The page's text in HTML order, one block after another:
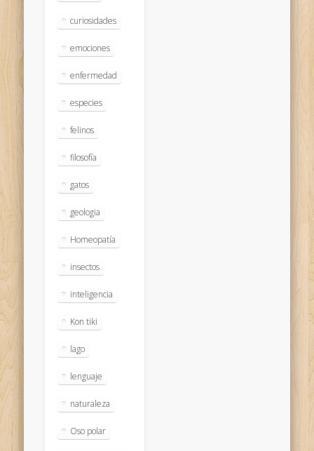
curiosidades
emociones
enfermedad
especies
felinos
filosofía
gatos
geologia
Homeopatía
insectos
inteligencia
Kon tiki
lago
lenguaje
naturaleza
Oso polar